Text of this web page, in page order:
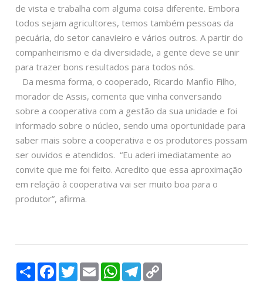
de vista e trabalha com alguma coisa diferente. Embora
todos sejam agricultores, temos também pessoas da
pecuária, do setor canavieiro e vários outros. A partir do
companheirismo e da diversidade, a gente deve se unir
para trazer bons resultados para todos nós.
Da mesma forma, o cooperado, Ricardo Manfio Filho,
morador de Assis, comenta que vinha conversando
sobre a cooperativa com a gestão da sua unidade e foi
informado sobre o núcleo, sendo uma oportunidade para
saber mais sobre a cooperativa e os produtores possam
ser ouvidos e atendidos. “Eu aderi imediatamente ao
convite que me foi feito. Acredito que essa aproximação
em relação à cooperativa vai ser muito boa para o
produtor”, afirma.
Compartilhar
Facebook
TwitterEmail WhatsApp
Telegram